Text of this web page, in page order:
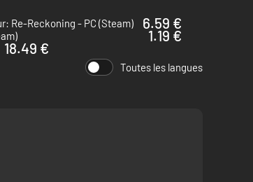
Re-Reckoning - PC (Steam)
6.59 €
1.19 €
18.49 €
Toutes les langues